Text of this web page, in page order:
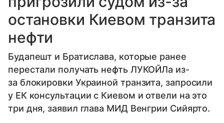
остановки Киевом транзита
нефти
Будапешт и Братислава, которые ранее
перестали получать нефть ЛУКОЙЛа из-
за блокировки Украиной транзита, запросили
у ЕК консультации с Киевом и отвели на это
три дня, заявил глава МИД Венгрии Сийярто.